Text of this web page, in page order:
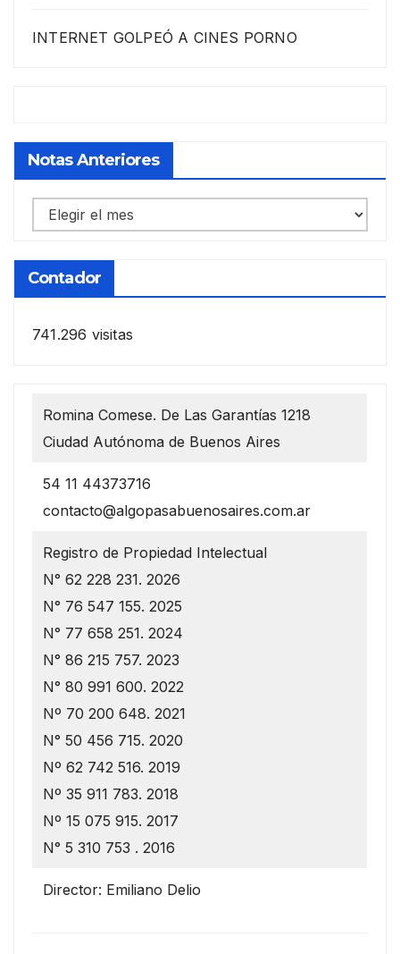
INTERNET GOLPEÓ A CINES PORNO
Notas Anteriores
Notas
anteriores
Contador
741.296 visitas
Romina Comese. De Las Garantías 1218
Ciudad Autónoma de Buenos Aires
54 11 44373716
contacto@algopasabuenosaires.com.ar
Registro de Propiedad Intelectual
N° 62 228 231. 2026
N° 76 547 155. 2025
N° 77 658 251. 2024
N° 86 215 757. 2023
N° 80 991 600. 2022
Nº 70 200 648. 2021
N° 50 456 715. 2020
Nº 62 742 516. 2019
Nº 35 911 783. 2018
Nº 15 075 915. 2017
N° 5 310 753 . 2016
Director: Emiliano Delio